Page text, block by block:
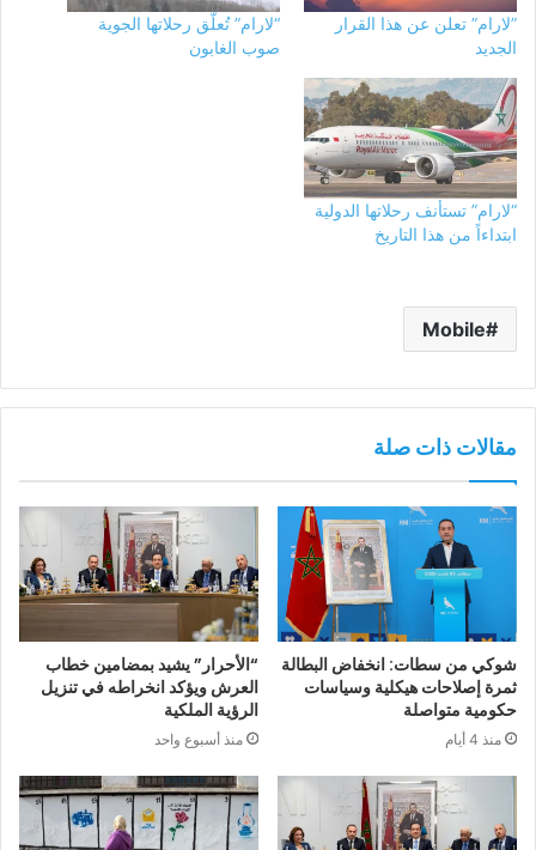
”لارام” تعلن عن هذا القرار
الجديد
“لارام” تُعلّق رحلاتها الجوية
صوب الغابون
“لارام” تستأنف رحلاتها الدولية
ابتداءاً من هذا التاريخ
Mobile
مقالات ذات صلة
شوكي من سطات: انخفاض البطالة
ثمرة إصلاحات هيكلية وسياسات
حكومية متواصلة
منذ 4 أيام
“الأحرار” يشيد بمضامين خطاب
العرش ويؤكد انخراطه في تنزيل
الرؤية الملكية
منذ أسبوع واحد